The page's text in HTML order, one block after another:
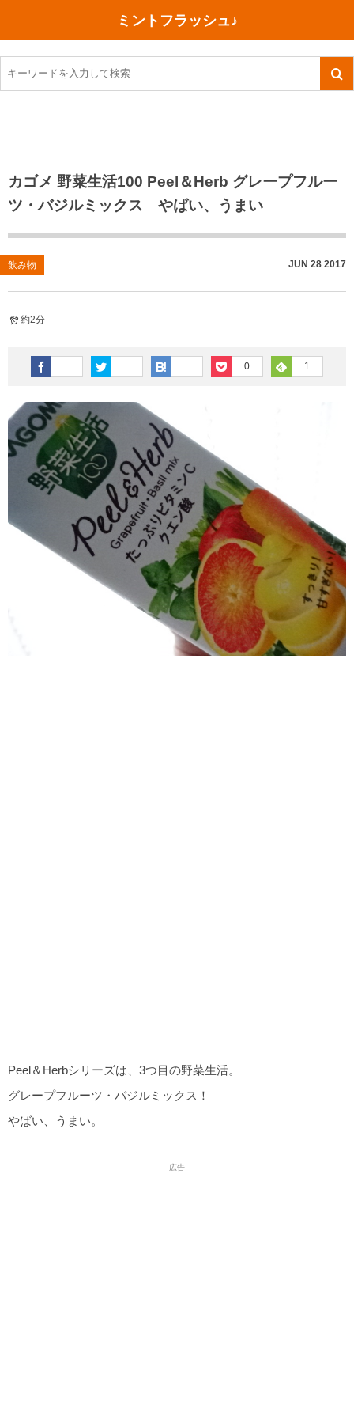
ミントフラッシュ♪
カゴメ 野菜生活100 Peel＆Herb グレープフルー
ツ・バジルミックス やばい、うまい
飲み物 JUN 28 2017
約2分
0 1
Peel＆Herbシリーズは、3つ目の野菜生活。
グレープフルーツ・バジルミックス！
やばい、うまい。
広告
TOEIC感想・結果
TOEIC800点への道
TOEIC（作戦・ノウハウなど）
TOEIC700点への道
英単語
その他英語関連
今日買った本
ご朱印帳めぐり
川越（埼玉県）
沖縄
神戸
行ってきたあれこれ
旅行関連あれこれ
ファスティング
コスメ
ダイエット
健康あれこれ
美容あれこれ
食べ物
今日の一枚
月、星、宇宙